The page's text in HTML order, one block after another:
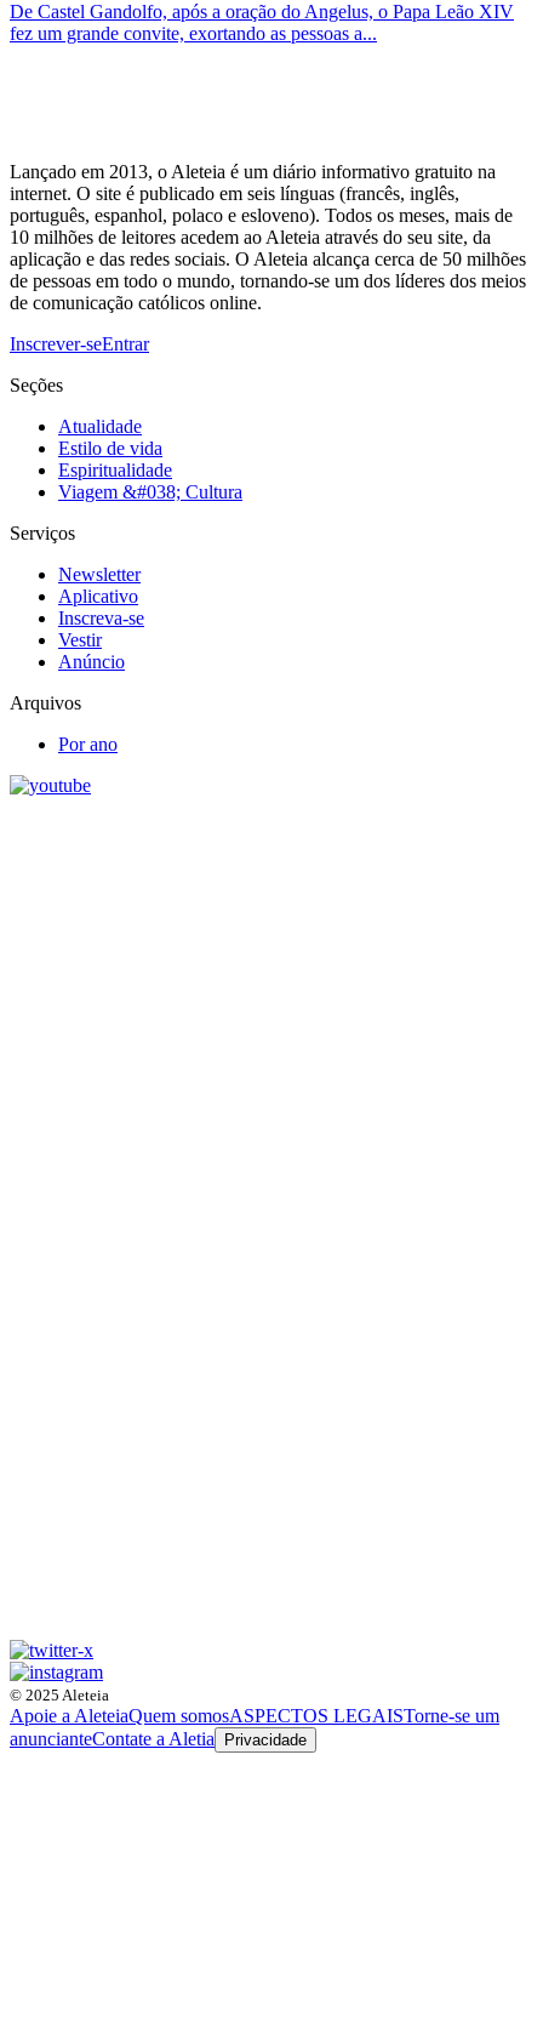
De Castel Gandolfo, após a oração do Angelus, o Papa Leão XIV
fez um grande convite, exortando as pessoas a...
Lançado em 2013, o Aleteia é um diário informativo gratuito na
internet. O site é publicado em seis línguas (francês, inglês,
português, espanhol, polaco e esloveno). Todos os meses, mais de
10 milhões de leitores acedem ao Aleteia através do seu site, da
aplicação e das redes sociais. O Aleteia alcança cerca de 50 milhões
de pessoas em todo o mundo, tornando-se um dos líderes dos meios
de comunicação católicos online.
Inscrever-seEntrar
Seções
Atualidade
Estilo de vida
Espiritualidade
Viagem &#038; Cultura
Serviços
Newsletter
Aplicativo
Inscreva-se
Vestir
Anúncio
Arquivos
Por ano
© 2025 Aleteia
Apoie a AleteiaQuem somosASPECTOS LEGAISTorne-se um
anuncianteContate a Aletia Privacidade